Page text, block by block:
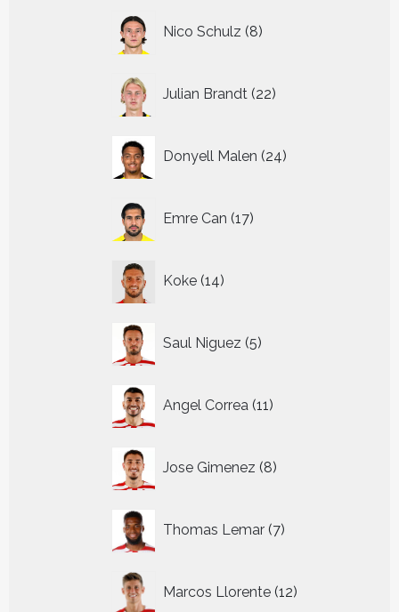
Nico Schulz 8
producten
Julian Brandt 22
producten
Donyell Malen 24
producten
Emre Can 17
producten
Koke 14
producten
Saul Niguez 5
producten
Angel Correa 11
producten
Jose Gimenez 8
producten
Thomas Lemar 7
producten
Marcos Llorente 12
producten